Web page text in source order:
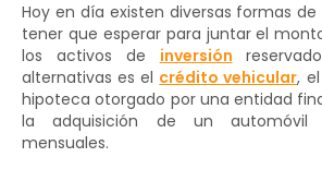
Hoy en día existen diversas formas
tener que esperar para juntar el
los activos de inversión
alternativas es el crédito vehicular,
hipoteca otorgado por una entidad
la adquisición de un automóvil
mensuales.